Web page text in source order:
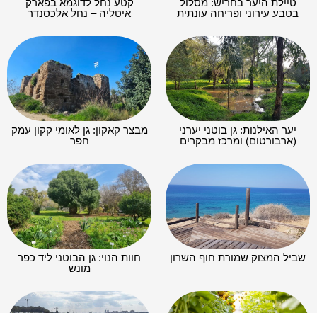
בטבע עירוני ופריחה עונתית
איטליה – נחל אלכסנדר
יער האילנות: גן בוטני יערני
(ארבורטום) ומרכז מבקרים
מבצר קאקון: גן לאומי קקון עמק
חפר
שביל המצוק שמורת חוף השרון
חוות הנוי: גן הבוטני ליד כפר
מונש